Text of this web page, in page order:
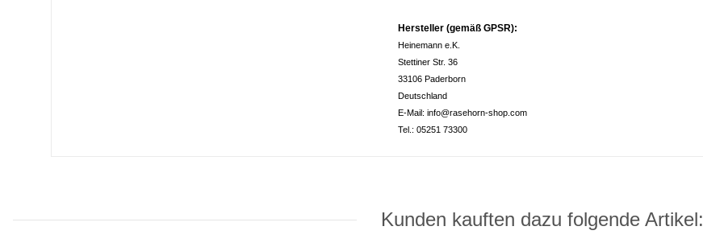
Hersteller (gemäß GPSR):
Heinemann e.K.
Stettiner Str. 36
33106 Paderborn
Deutschland
E-Mail: info@rasehorn-shop.com
Tel.: 05251 73300
Kunden kauften dazu folgende Artikel: